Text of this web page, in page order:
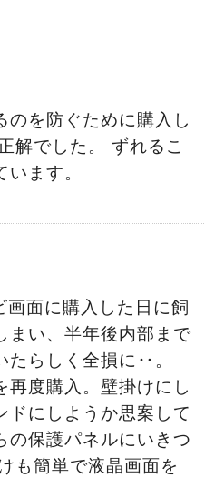
のを防ぐために購入し
解でした。 ずれるこ
ます。
面に購入した日に飼
まい、半年後内部まで
たらしく全損に‥。
再度購入。壁掛けにし
ドにしようか思案して
の保護パネルにいきつ
も簡単で液晶画面を